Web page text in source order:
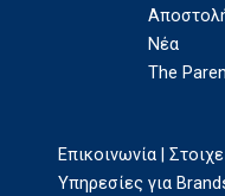
Νέα
The
Επικοινωνία |
Υπηρεσίες για